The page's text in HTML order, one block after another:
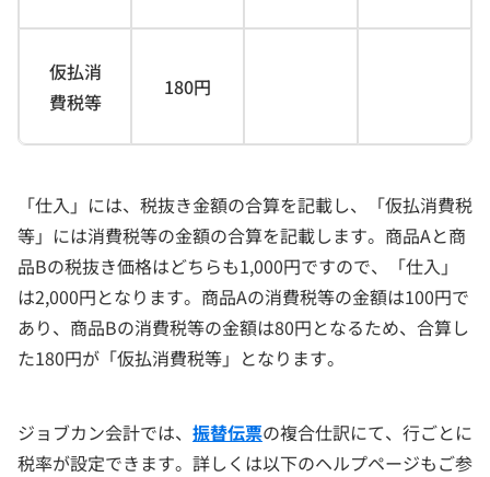
仮払消
費税等
180円
「仕入」には、税抜き金額の合算を記載し、「仮払消費税
等」には消費税等の金額の合算を記載します。商品Aと商
品Bの税抜き価格はどちらも1,000円ですので、「仕入」
は2,000円となります。商品Aの消費税等の金額は100円で
あり、商品Bの消費税等の金額は80円となるため、合算し
た180円が「仮払消費税等」となります。
ジョブカン会計では、 振替伝票の複合仕訳にて、行ごとに
税率が設定できます。詳しくは以下のヘルプページもご参